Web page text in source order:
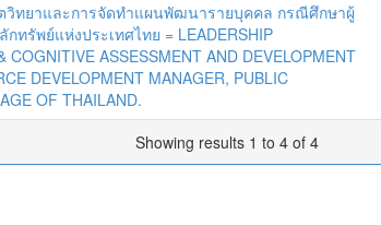
วิทยาและการจัดทำแผนพัฒนารายบุคคล กรณีศึกษาผู้
รัพย์แห่งประเทศไทย = LEADERSHIP
COGNITIVE ASSESSMENT AND DEVELOPMENT
DEVELOPMENT MANAGER, PUBLIC
OF THAILAND.
Showing results 1 to 4 of 4